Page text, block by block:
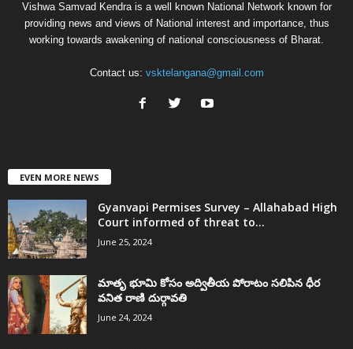
Vishwa Samvad Kendra is a well known National Network known for
providing news and views of National interest and importance, thus
working towards awakening of national consciousness of Bharat.
Contact us: vsktelangana@gmail.com
EVEN MORE NEWS
Gyanvapi Permises Survey – Allahabad High
Court informed of threat to...
June 25, 2024
మాతృ భూమి కోసం అద్వితీయ పోరాటం సలిపిన ధీర
వనిత రాణి దుర్గావతి
June 24, 2024